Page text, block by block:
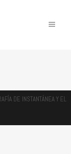
DE INSTANTÁNEA Y EL